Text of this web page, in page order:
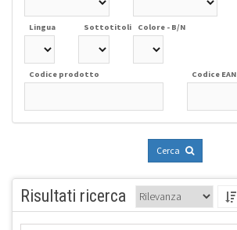
Lingua Sottotitoli Colore - B/N
Codice prodotto Codice EAN
Cerca
Risultati ricerca